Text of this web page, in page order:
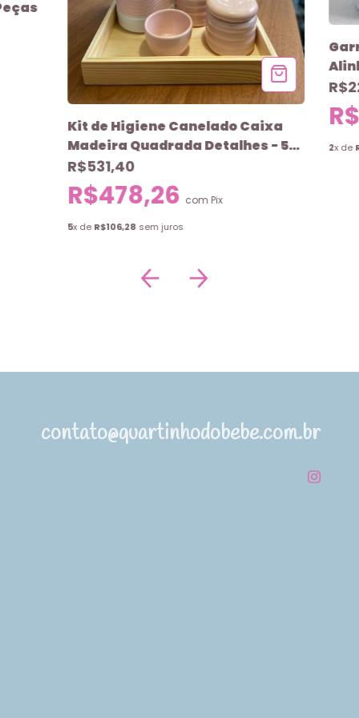
Kit de Higiene Canelado Caixa
Madeira Quadrada Detalhes - 5
Peças
R$531,40
R$478,26 com Pix
5x deR$106,28 sem juros
2x de
contato@quartinhodobebe.com.br